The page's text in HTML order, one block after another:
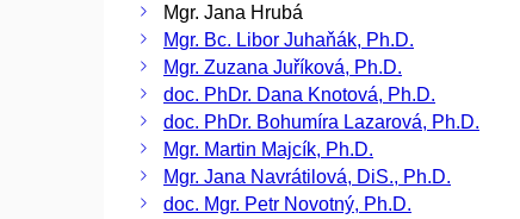
Mgr. Jana Hrubá
Mgr. Bc. Libor Juhaňák, Ph.D.
Mgr. Zuzana Juříková, Ph.D.
doc. PhDr. Dana Knotová, Ph.D.
doc. PhDr. Bohumíra Lazarová, Ph.D.
Mgr. Martin Majcík, Ph.D.
Mgr. Jana Navrátilová, DiS., Ph.D.
doc. Mgr. Petr Novotný, Ph.D.